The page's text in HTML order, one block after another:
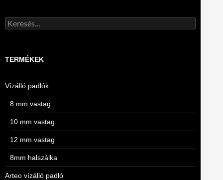
Keresés:
TERMÉKEK
Vízálló padlók
8 mm vastag
10 mm vastag
12 mm vastag
8mm halszálka
Arteo vízálló padló